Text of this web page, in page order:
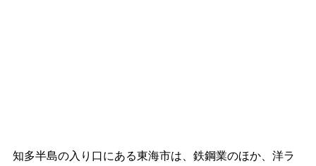
知多半島の入り口にある東海市は、鉄鋼業のほか、洋ラ